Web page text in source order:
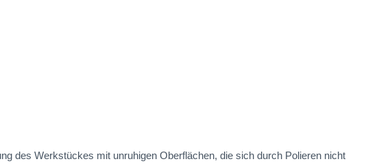
des Werkstückes mit unruhigen Oberflächen, die sich durch Polieren nicht